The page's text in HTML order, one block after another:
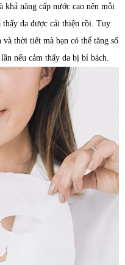
khả năng cấp nước cao nên mỗi
thấy da được cải thiện rồi. Tuy
thời tiết mà bạn có thể tăng số
nếu cảm thấy da bị bí bách.